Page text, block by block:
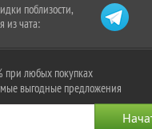
поблизости,
из чата:
при любых покупках
выгодные предложения